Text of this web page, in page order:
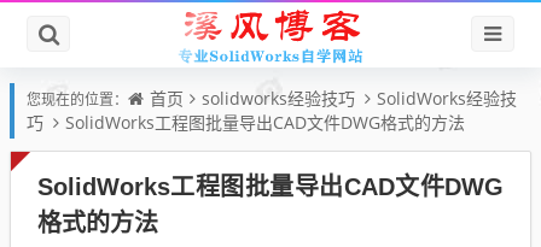
您现在的位置： 首页 solidworks经验技巧
SolidWorks经验技
巧
SolidWorks工程图批量导出CAD文件DWG格式的方法
SolidWorks工程图批量导出CAD文件DWG
格式的方法